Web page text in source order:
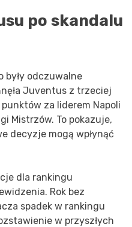
po skandalu
były odczuwalne
Juventus z trzeciej
za liderem Napoli
Mistrzów. To pokazuje,
decyzje mogą wpłynąć
dla rankingu
Rok bez
spadek w rankingu
w przyszłych